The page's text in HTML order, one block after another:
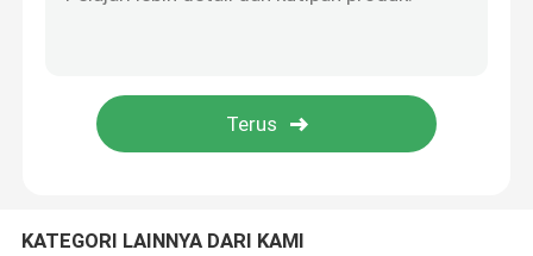
KATEGORI LAINNYA DARI KAMI